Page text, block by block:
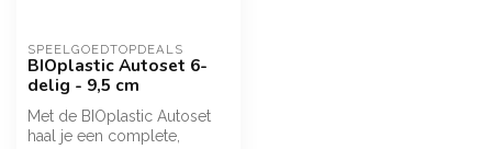
SPEELGOEDTOPDEALS
BIOplastic Autoset 6-
delig - 9,5 cm
Met de BIOplastic Autoset
haal je een complete,